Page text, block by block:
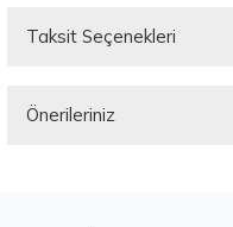
Taksit Seçenekleri
Önerileriniz